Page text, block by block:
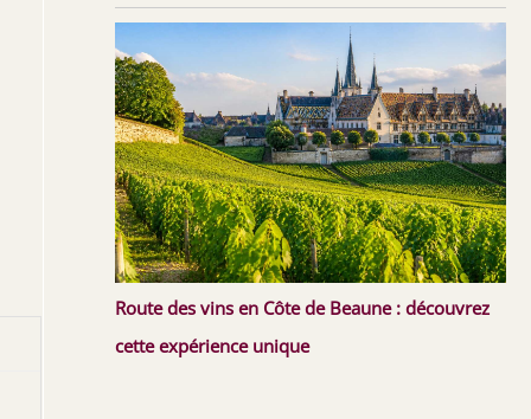
Route des vins en Côte de Beaune : découvrez
cette expérience unique